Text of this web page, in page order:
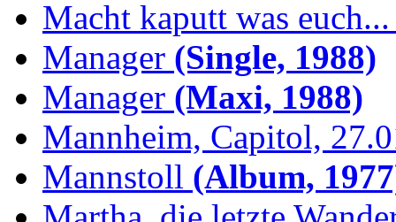
Macht kaputt was euch...
Manager (Single, 1988)
Manager (Maxi, 1988)
Mannheim, Capitol,
Mannstoll (Album,